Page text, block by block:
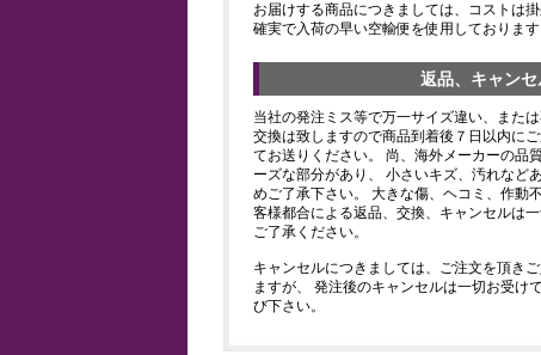
お届けする商品につきましては、コストは掛
確実で入荷の早い空輸便を使用しております
返品、キャン
当社の発注ミス等で万一サイズ違い、また
交換は致しますので商品到着後７日以内に
てお送りください。 尚、海外メーカーの品
ーズな部分があり、 小さいキズ、汚れなど
めご了承下さい。 大きな傷、ヘコミ、作動
客様都合による返品、交換、キャンセルは
ご了承ください。
キャンセルにつきましては、ご注文を頂き
ますが、 発注後のキャンセルは一切お受け
び下さい。